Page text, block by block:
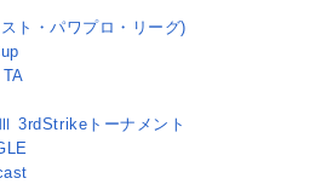
ト・パワプロ・リーグ)
3rdStrikeトーナメント